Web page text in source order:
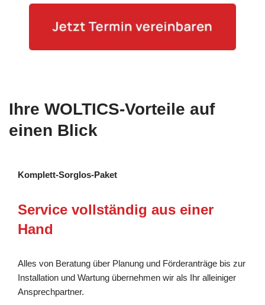
Ihre WOLTICS-Vorteile auf
einen Blick
Komplett-Sorglos-Paket
Service vollständig aus einer
Hand
Alles von Beratung über Planung und Förderanträge bis zur
Installation und Wartung übernehmen wir als Ihr alleiniger
Ansprechpartner.